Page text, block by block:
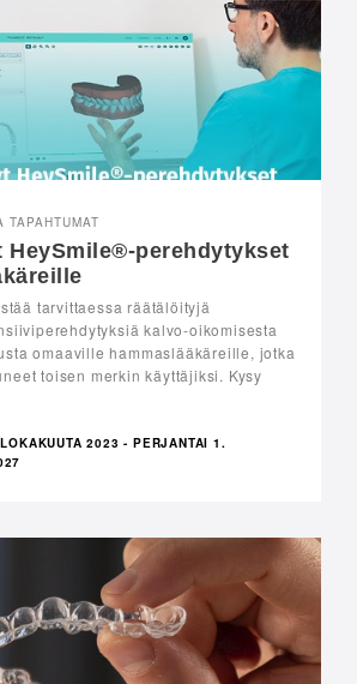
TAPAHTUMAT
HeySmile®-perehdytykset
tarvittaessa räätälöityjä
kalvo-oikomisesta
omaaville hammaslääkäreille, jotka
toisen merkin käyttäjiksi. Kysy
2023 - PERJANTAI 1.